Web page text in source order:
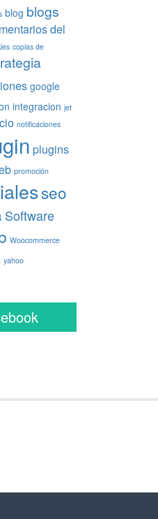
blog blogs
del
copias de
google
integracion jet
notificaciones
plugins
promoción
seo
Software
Woocommerce
yahoo